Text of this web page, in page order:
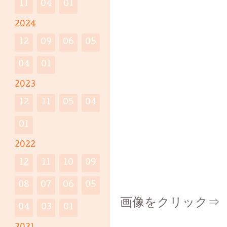
画像をクリック
11 04 01
2024
12 09 06 05
04 01
2023
12 11 05 04
01
2022
12 11 10 09
08 07 06 05
04 03 01